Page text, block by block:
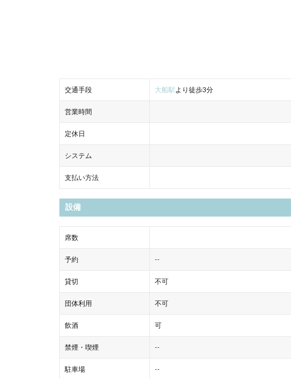
交通手段 大船駅より徒歩3分
営業時間
定休日
システム
支払い方法
設備
席数
予約 --
貸切 不可
団体利用 不可
飲酒 可
禁煙・喫煙 --
駐車場 --